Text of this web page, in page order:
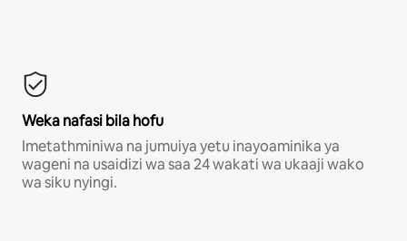
Weka nafasi bila hofu
Imetathminiwa na jumuiya yetu inayoaminika ya
wageni na usaidizi wa saa 24 wakati wa ukaaji wako
wa siku nyingi.